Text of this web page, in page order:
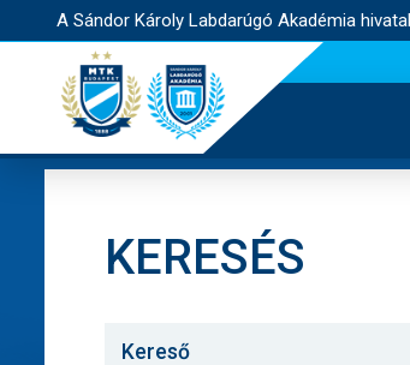
A Sándor Károly Labdarúgó Akadémia
KERESÉS
Kereső